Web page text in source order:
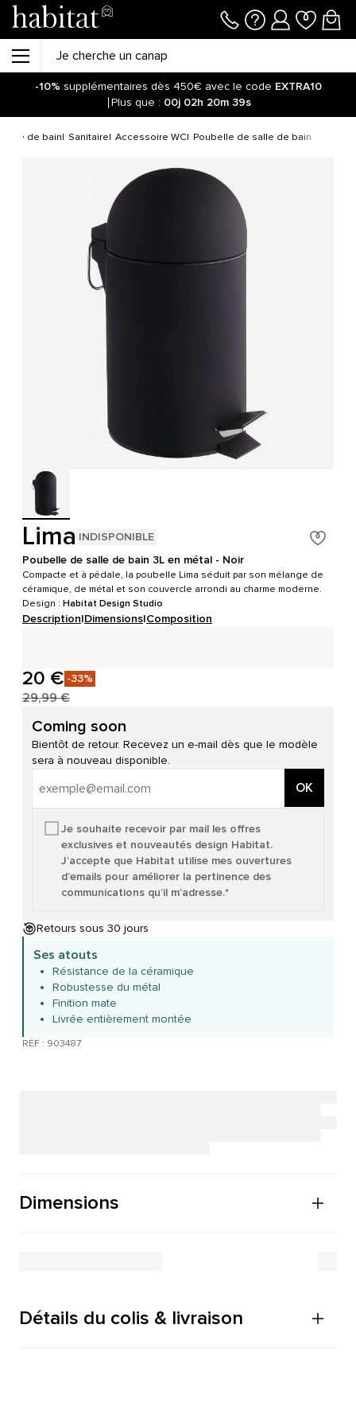
-10% supplémentaires dès 450€ avec le code EXTRA10
Plus que : 00j 02h 20m 39s
Salle de bain Sanitaire Accessoire WC Poubelle de salle de bain
Lima INDISPONIBLE
Poubelle de salle de bain 3L en métal - Noir
Compacte et à pédale, la poubelle Lima séduit par son mélange de
céramique, de métal et son couvercle arrondi au charme moderne.
Design : Habitat Design Studio
Description|Dimensions|Composition
20 € -33%
29,99 €
Coming soon
Bientôt de retour. Recevez un e-mail dès que le modèle
sera à nouveau disponible.
OK
Je souhaite recevoir par mail les offres
exclusives et nouveautés design Habitat.
J’accepte que Habitat utilise mes ouvertures
d’emails pour améliorer la pertinence des
communications qu’il m’adresse.*
Retours sous 30 jours
Ses atouts
Résistance de la céramique
Robustesse du métal
Finition mate
Livrée entièrement montée
RÉF : 903487
Dimensions
Détails du colis & livraison